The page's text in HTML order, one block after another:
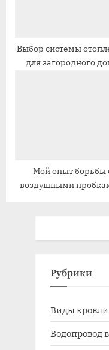
Выбор системы
для загородного
Мой опыт борьбы
воздушными
Рубрики
Виды кровли
Водопровод